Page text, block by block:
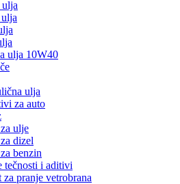
ulja
ulja 10W40
ulja
za auto
ulje
dizel
benzin
tečnosti i aditivi
za pranje vetrobrana